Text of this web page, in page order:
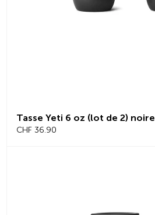
Tasse Yeti 6 oz (lot de 2) noire
CHF 36.90